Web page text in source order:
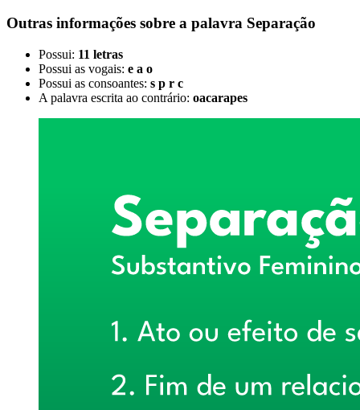
Outras informações sobre a palavra Separação
Possui: 11 letras
Possui as vogais: e a o
Possui as consoantes: s p r c
A palavra escrita ao contrário: oacarapes